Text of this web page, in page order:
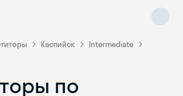
Каспийск
Intermediate
по